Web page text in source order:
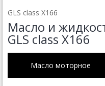
GLS class X166
Масло и
GLS class X166
Масло моторное